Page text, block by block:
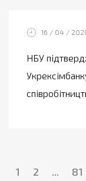
16 / 04 /
НБУ
1 2 ... 81